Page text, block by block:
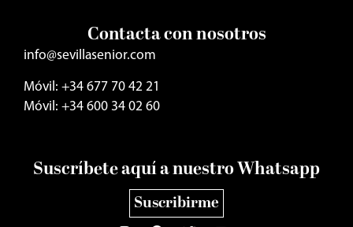
Contacta con nosotros
info@sevillasenior.com
Móvil: +34 677 70 42 21
Móvil: +34 600 34 02 60
Suscríbete aquí a nuestro Whatsapp
Suscribirme